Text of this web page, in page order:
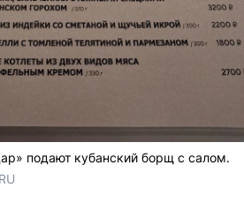
подают кубанский борщ с салом.